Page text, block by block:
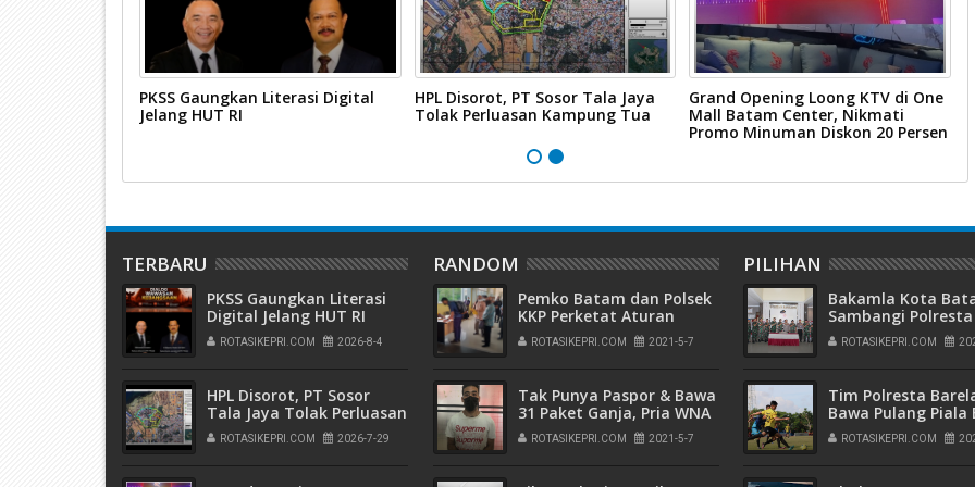
PKSS Gaungkan Literasi Digital
Jelang HUT RI
HPL Disorot, PT Sosor Tala Jaya
Tolak Perluasan Kampung Tua
Grand Opening Loong KTV di One
Mall Batam Center, Nikmati
Promo Minuman Diskon 20 Persen
TERBARU
PKSS Gaungkan Literasi
Digital Jelang HUT RI
ROTASIKEPRI.COM 2026-8-4
HPL Disorot, PT Sosor
Tala Jaya Tolak Perluasan
Kampung Tua
ROTASIKEPRI.COM 2026-7-29
RANDOM
Pemko Batam dan Polsek
KKP Perketat Aturan
Mudik Jelang Idul Fitri
ROTASIKEPRI.COM 2021-5-7
Tak Punya Paspor & Bawa
31 Paket Ganja, Pria WNA
Asal Mesir Diamankan
ROTASIKEPRI.COM 2021-5-7
PILIHAN
Bakamla Kota
Sambangi Polresta
Barelang, Rayakan
Peringatan Hari
ROTASIKEPRI.COM
Tim Polresta
Bawa Pulang Piala
dan Medali Emas
Kejuaraan Sepak
2022
ROTASIKEPRI.COM